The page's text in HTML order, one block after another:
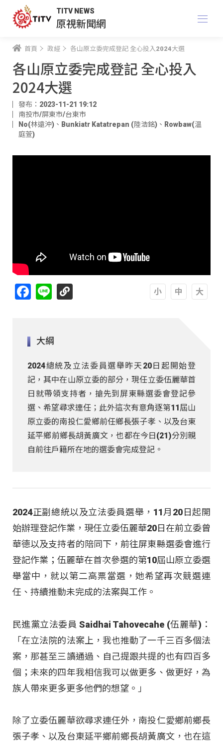
TITV NEWS
原視新聞網
首頁 政經 各山原立委完成登記 全心投入2024大選
各山原立委完成登記 全心投入
2024大選
發布：2023-11-21 19:12
南投市/屏東市/台東市
No(林遠沖) 、 Bunkiatr Katatrepan (陸浩銘) 、 Rowbaw(温
庭萱)
Facebook
Line
大綱
2024總統及立法委員選舉昨天20日起開始登
記，其中在山原立委的部分，現任立委伍麗華首
日就帶領支持者，搶先到屏東縣選委會登記參
選、希望尋求連任；此外這次有意角逐第11屆山
原立委的南投仁愛鄉前任鄉長張子孝、以及台東
延平鄉前鄉長胡黃廣文，也都在今日(21)分別親
自前往戶籍所在地的選委會完成登記。
2024正副總統以及立法委員選舉，11月20日起開
始辦理登記作業，現任立委伍麗華20日在前立委曾
華德以及支持者的陪同下，前往屏東縣選委會進行
登記作業；伍麗華在首次參選的第10屆山原立委選
舉當中，就以第二高票當選，她希望再次競選連
任、持續推動未完成的法案與工作。
民進黨立法委員 Saidhai Tahovecahe (伍麗華)：
「在立法院的法案上，我也推動了一千三百多個法
案，那甚至三讀通過、自己提跟共提的也有四百多
個；未來的四年我相信我可以做更多、做更好，為
族人帶來更多更多他們的想望。」
除了立委伍麗華欲尋求連任外，南投仁愛鄉前鄉長
張子孝、以及台東延平鄉前鄉長胡黃廣文，也在這